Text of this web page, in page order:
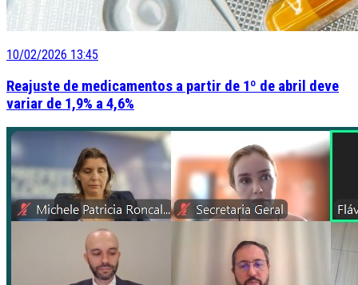
10/02/2026 13:45
Reajuste de medicamentos a partir de 1º de abril deve
variar de 1,9% a 4,6%